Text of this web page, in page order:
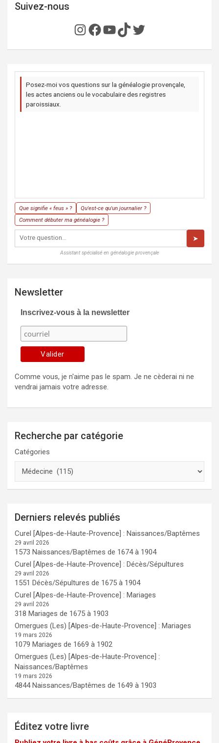
Suivez-nous
Instagram
Facebook
YouTube
TikTok
Twitter
Posez-moi vos questions sur la généalogie provençale,
les actes anciens ou le vocabulaire des registres
paroissiaux.
Que signifie « feus » ?
Qu'est-ce qu'un journalier ?
Comment débuter ma généalogie ?
➤
Assistant spécialisé en généalogie provençale
Newsletter
Inscrivez-vous à la newsletter
Comme vous, je n'aime pas le spam. Je ne cèderai ni ne
vendrai jamais votre adresse.
Recherche par catégorie
Catégories
Derniers relevés publiés
Curel [Alpes-de-Haute-Provence] : Naissances/Baptêmes
29 avril 2026
1573 Naissances/Baptêmes de 1674 à 1904
Curel [Alpes-de-Haute-Provence] : Décès/Sépultures
29 avril 2026
1551 Décès/Sépultures de 1675 à 1904
Curel [Alpes-de-Haute-Provence] : Mariages
29 avril 2026
318 Mariages de 1675 à 1903
Omergues (Les) [Alpes-de-Haute-Provence] : Mariages
19 mars 2026
1079 Mariages de 1669 à 1902
Omergues (Les) [Alpes-de-Haute-Provence] :
Naissances/Baptêmes
19 mars 2026
4844 Naissances/Baptêmes de 1649 à 1903
Éditez votre livre